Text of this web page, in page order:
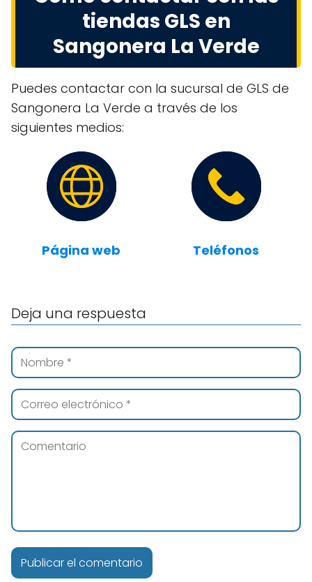
tiendas GLS en
Sangonera La Verde
Puedes contactar con la sucursal de GLS de
Sangonera La Verde a través de los
siguientes medios:
Página web Teléfonos
Deja una respuesta